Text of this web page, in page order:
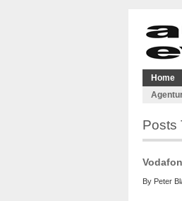
Home
Posts
By Peter